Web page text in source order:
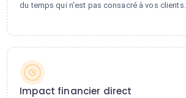
du temps qui n'est pas consacré à vos clients.
Impact financier direct